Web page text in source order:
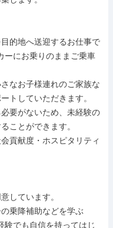
的地へ送迎するお仕事で
ーにお乗りのままご乗車
なお子様連れのご家族な
トしていただきます。
要がないため、未経験の
ことができます。
貢献度・ホスピタリティ
しています。
乗降補助などを学ぶ
験でも自信を持ってはじ